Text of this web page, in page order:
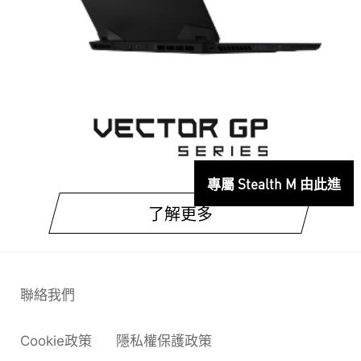
專屬 Stealth M 由此進
了解更多
Cookie政策 隱私權保護政策
聯絡我們